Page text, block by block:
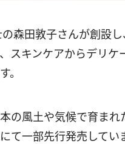
森田敦子さんが創設
スキンケアからデリ
。
の風土や気候で育ま
て一部先行発売してい